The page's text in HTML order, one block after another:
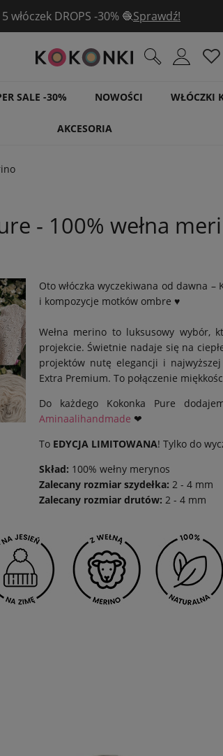
włóczek DROPS -30% 🧶Sprawdź!
SALE -30% NOWOŚCI WŁÓCZKI
AKCESORIA
- 100% wełna
Oto włóczka wyczekiwana od dawna –
i kompozycje motków ombre ♥
Wełna merino to luksusowy wybór,
projekcie. Świetnie nadaje się na
projektów nutę elegancji i najwyższej
Extra Premium. To połączenie
Do każdego Kokonka Pure
Aminaalihandmade ❤
To EDYCJA LIMITOWANA! Tylko do
Skład: 100% wełny merynos
Zalecany rozmiar szydełka: 2 - 4 mm
Zalecany rozmiar drutów: 2 - 4 mm